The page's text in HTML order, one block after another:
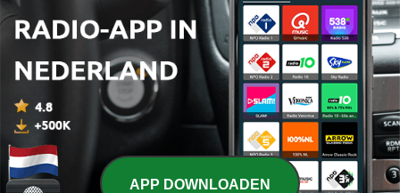
553 - Ness 516 med Hans Geelmuyden og Kristian
Tonning Riise – Arendalsuka: Demokratifest eller
konformitetsfestival?
Podcasten diskuterer naturen av lobbyisme og betydningen av Arendalsuka som en politisk møteplass. Deltakerne debatterer om lobbyvirksomhet er en mistenkelig praksis eller en nødvendig kilde til spesialisert informasjon for beslutningstakere, samt hvordan behovet for status og makt skaper gruppepress og allianser. Samtalen utforsker videre forholdet mellom politikk og næringsliv, med fokus på hvordan selskaper som Statkraft og Equinor påvirker energipolitikken. Det diskuteres også maktstrukturer i det korporative systemet, betydningen av emosjonelle beslutningsprosesser, og utfordringene ved lukkede lobbyprosesser.
552 - Ness 515 med Kristin Clemet – Hvorfor får Norge
så lite igjen for alle pengene?
Denne episoden utforsker den nordiske modellen, en samfunnsmodell preget av liberale demokratier, markedsøkonomi og universelle velferdsordninger. Samtalen belyser de politiske avveiningene mellom frihet og likhet, samt betydningen av trepartsmodellen og høy tillit i det norske samfunnet. Videre diskuteres den norske modellens utvikling fra en regulert økonomi på 1970-tallet til en mer liberalisert markedsøkonomi. Episoden adresserer bekymringer knyttet til ineffektiv ressursbruk i offentlig sektor, risikoen for lav produktivitetsvekst og hvordan oljeformuen kan ha bidratt til en ekspansjon av staten som utfordrer fremtidig innovasjon og talentutvikling.
05 aug. 2026
APP DOWNLOADEN